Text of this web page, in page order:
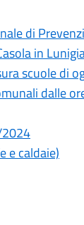
di
in
scuole di
dalle
e caldaie)